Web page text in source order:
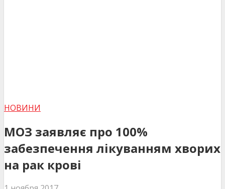
НОВИНИ
МОЗ заявляє про 100%
забезпечення лікуванням хворих
на рак крові